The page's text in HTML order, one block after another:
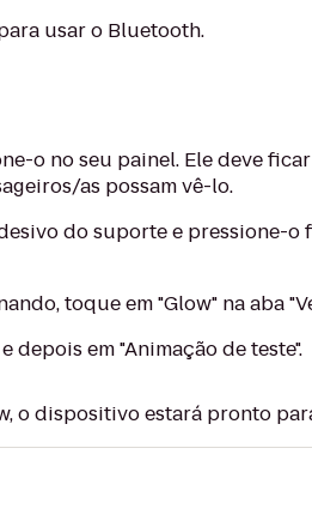
usar o Bluetooth.
o no seu painel. Ele deve
as possam vê-lo.
do suporte e pressione-
toque em "Glow" na aba
depois em "Animação de teste".
o dispositivo estará pronto